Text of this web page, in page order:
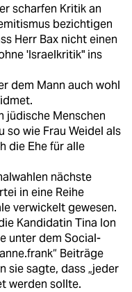
scharfen Kritik an
bezichtigen
Herr Bax nicht einen
'Israelkritik" ins
dem Mann auch wohl
jüdische Menschen
so wie Frau Weidel als
die Ehe für alle
nächste
in eine Reihe
verwickelt gewesen.
Kandidatin Tina Ion
unter dem Social-
Beiträge
sie sagte, dass „jeder
werden sollte.